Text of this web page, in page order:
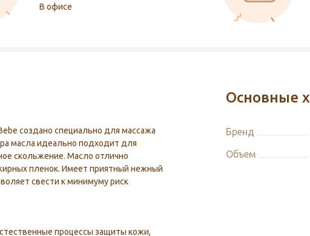
В офисе
создано специально для массажа
масла идеально подходит для
скольжение. Масло отлично
пленок. Имеет приятный нежный
свести к минимуму риск
процессы защиты кожи,
Основные
Бренд
Объем